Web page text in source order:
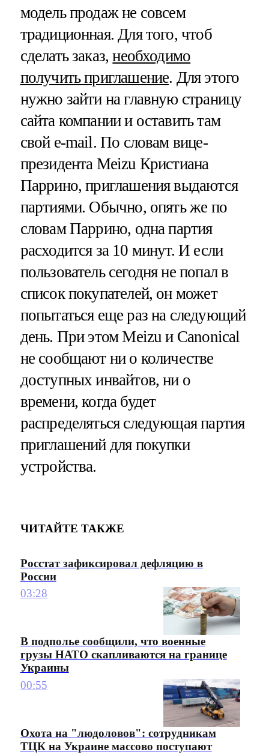
модель продаж не совсем
традиционная. Для того, чтоб
сделать заказ,необходимо
получить приглашение. Для этого
нужно зайти на главную страницу
сайта компании и оставить там
свой e-mail. По словам вице-
президента Meizu Кристиана
Паррино, приглашения выдаются
партиями. Обычно, опять же по
словам Паррино, одна партия
расходится за 10 минут. И если
пользователь сегодня не попал в
список покупателей, он может
попытаться еще раз на следующий
день. При этом Meizu и Canonical
не сообщают ни о количестве
доступных инвайтов, ни о
времени, когда будет
распределяться следующая партия
приглашений для покупки
устройства.
ЧИТАЙТЕ ТАКЖЕ
Росстат зафиксировал дефляцию в
России
03:28
В подполье сообщили, что военные
грузы НАТО скапливаются на границе
Украины
00:55
Охота на "людоловов": сотрудникам
ТЦК на Украине массово поступают